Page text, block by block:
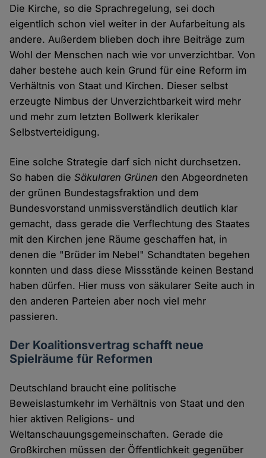
Die Kirche, so die Sprachregelung, sei doch
eigentlich schon viel weiter in der Aufarbeitung als
andere. Außerdem blieben doch ihre Beiträge zum
Wohl der Menschen nach wie vor unverzichtbar. Von
daher bestehe auch kein Grund für eine Reform im
Verhältnis von Staat und Kirchen. Dieser selbst
erzeugte Nimbus der Unverzichtbarkeit wird mehr
und mehr zum letzten Bollwerk klerikaler
Selbstverteidigung.
Eine solche Strategie darf sich nicht durchsetzen.
So haben dieSäkularen Grünen den Abgeordneten
der grünen Bundestagsfraktion und dem
Bundesvorstand unmissverständlich deutlich klar
gemacht, dass gerade die Verflechtung des Staates
mit den Kirchen jene Räume geschaffen hat, in
denen die "Brüder im Nebel" Schandtaten begehen
konnten und dass diese Missstände keinen Bestand
haben dürfen. Hier muss von säkularer Seite auch in
den anderen Parteien aber noch viel mehr
passieren.
Der Koalitionsvertrag schafft neue
Spielräume für Reformen
Deutschland braucht eine politische
Beweislastumkehr im Verhältnis von Staat und den
hier aktiven Religions- und
Weltanschauungsgemeinschaften. Gerade die
Großkirchen müssen der Öffentlichkeit gegenüber